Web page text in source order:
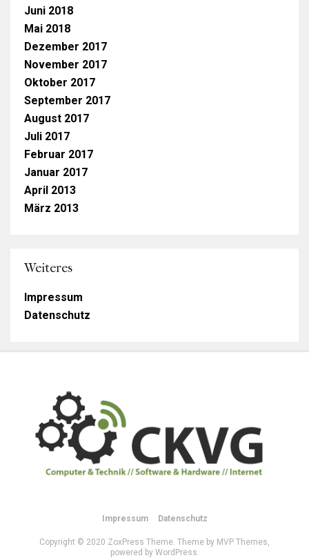
Juni 2018
Mai 2018
Dezember 2017
November 2017
Oktober 2017
September 2017
August 2017
Juli 2017
Februar 2017
Januar 2017
April 2013
März 2013
Weiteres
Impressum
Datenschutz
Impressum Datenschutz
Copyright © 2020 ZoxPress Theme. Theme by MVP Themes,
powered by WordPress.